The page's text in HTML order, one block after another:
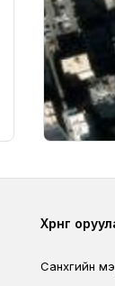
Хөрөнгө
Санхүүгийн